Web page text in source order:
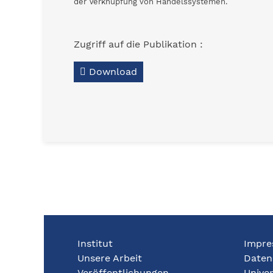
Zugriff auf die Publikation :
Download
Institut
Unsere Arbeit